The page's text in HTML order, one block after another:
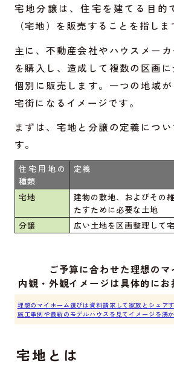
宅地分譲は、住宅を建てる目的
（宅地）を販売することを指しま
主に、不動産会社やハウスメー
を購入し、造成して複数の区画
個別に販売します。一つの地域
宅街になるイメージです。
まずは、宅地と分譲の定義につ
す。
住宅用地の
種類
定義
宅地
建物の敷地、およびその
たすために必要な土地
分譲
広い土地を区画整理して
ご予算に合わせた理想のマ
内観・外観イメージは具体的にお
理想のマイホーム選びは資料請求して家族とシェアす
施工事例や最新のモデルハウスを見てイメージを沸か
宅地とは